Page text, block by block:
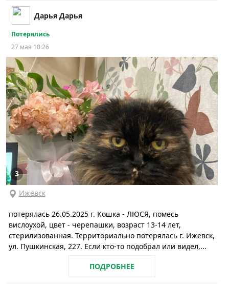
Дарья Дарья
Потерялись
27 мая 10:26
3
Ижевск
потерялась 26.05.2025 г. Кошка - ЛЮСЯ, помесь
вислоухой, цвет - черепашки, возраст 13-14 лет,
стерилизованная. Территориально потерялась г. Ижевск,
ул. Пушкинская, 227. Если кто-то подобрал или видел,...
ПОДРОБНЕЕ